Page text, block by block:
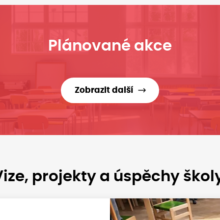
Plánované akce
Zobrazit další
projekty a úspěchy